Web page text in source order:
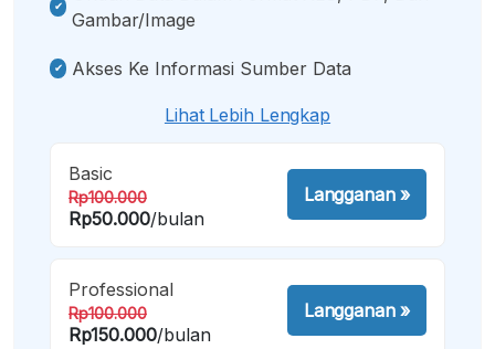
Gambar/image
Akses Ke Informasi Sumber Data
Lihat Lebih Lengkap
Basic
Rp100.000
Rp50.000/bulan
Langganan»
Professional
Rp100.000
Rp150.000/bulan
Langganan»